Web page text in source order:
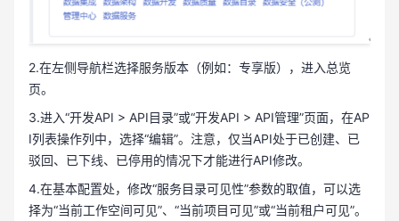
2.在左侧导航栏选择服务版本（例如：专享版），进入总览
页。
3.进入“开发API > API目录”或“开发API > API管理”页面，在AP
I列表操作列中，选择“编辑”。注意，仅当API处于已创建、已
驳回、已下线、已停用的情况下才能进行API修改。
4.在基本配置处，修改“服务目录可见性”参数的取值，可以选
择为“当前工作空间可见”、“当前项目可见”或“当前租户可见”。